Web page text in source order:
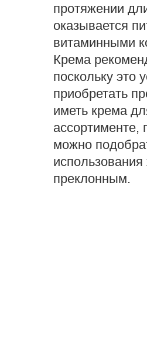
протяжении
оказывается
витаминными
Крема
поскольку это
приобретать
иметь крема
ассортименте,
можно
преклонным.